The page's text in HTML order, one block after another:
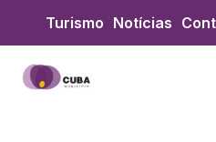
content
Turismo Notícias